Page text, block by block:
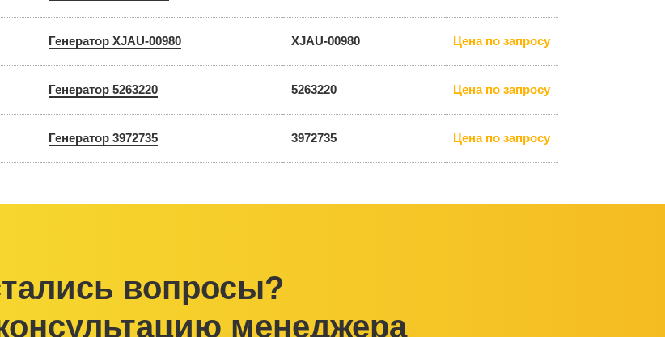
Генератор XJAU-00980 XJAU-00980 Цена по запросу
Генератор 5263220 5263220 Цена по запросу
Генератор 3972735 3972735 Цена по запросу
вопросы?
менеджера